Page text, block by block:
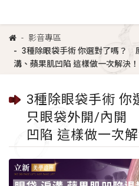
影音專區
3種除眼袋手術 你選對了嗎？
溝、蘋果肌凹陷 這樣做一次解決！
3種除眼袋手術
只眼袋外開/內開
凹陷 這樣做一次解